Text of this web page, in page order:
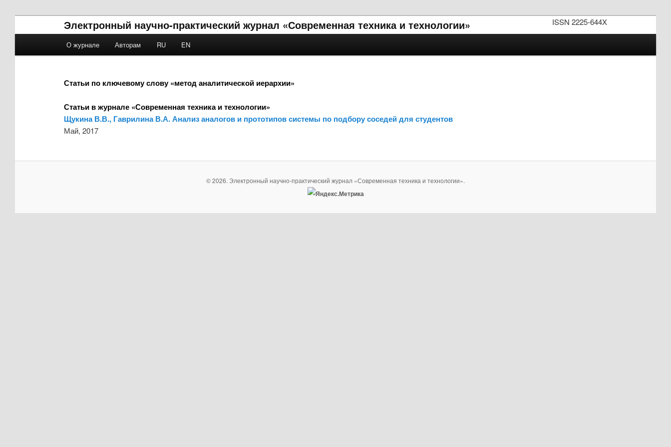
ISSN 2225-644X
Электронный научно-практический журнал «Современная техника и технологии»
Skip to primary content
Skip to secondary content
О журнале Авторам RU EN
Статьи по ключевому слову «метод аналитической иерархии»
Статьи в журнале «Современная техника и технологии»
Щукина В.В., Гаврилина В.А. Анализ аналогов и прототипов системы по подбору соседей для студентов
Май, 2017
© 2026. Электронный научно-практический журнал «Современная техника и технологии».